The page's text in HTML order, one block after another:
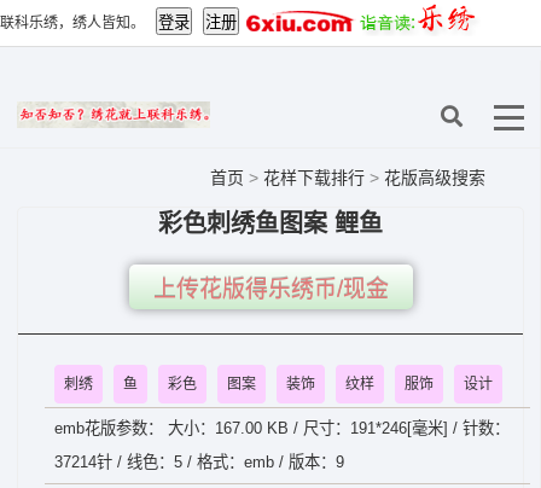
联科乐绣，绣人皆知。
首页 > 花样下载排行 > 花版高级搜索
彩色刺绣鱼图案 鲤鱼
上传花版得乐绣币/现金
刺绣 鱼 彩色 图案 装饰 纹样 服饰 设计
emb花版参数： 大小：167.00 KB / 尺寸：191*246[毫米] / 针数：
37214针 / 线色：5 / 格式：emb / 版本：9